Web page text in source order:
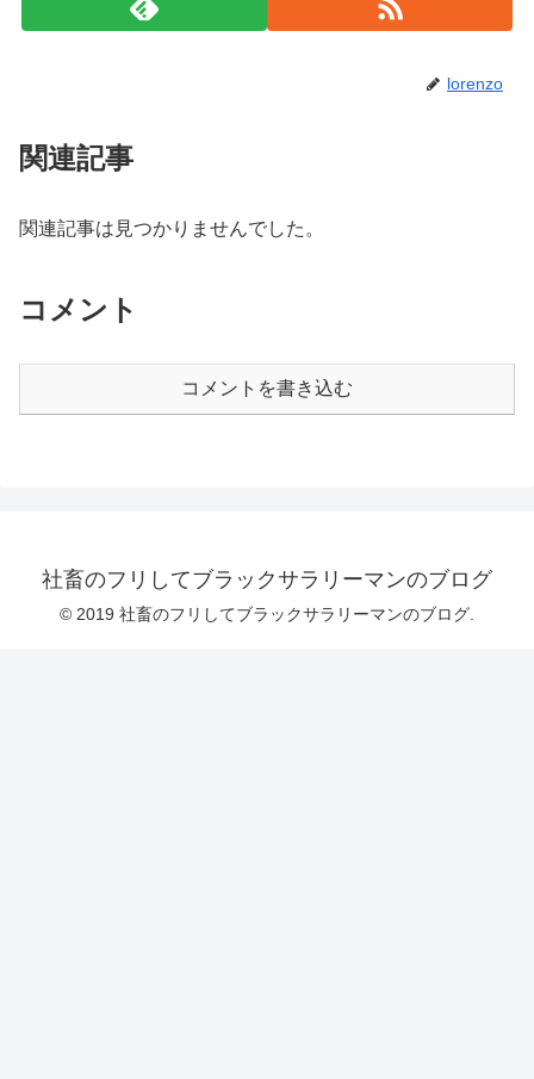
lorenzo
関連記事
関連記事は見つかりませんでした。
コメント
コメントを書き込む
社畜のフリしてブラックサラリーマンのブログ
© 2019 社畜のフリしてブラックサラリーマンのブログ.